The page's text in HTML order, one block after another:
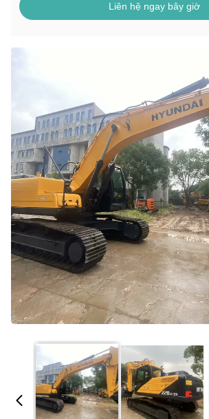
Liên hệ ngay bây giờ